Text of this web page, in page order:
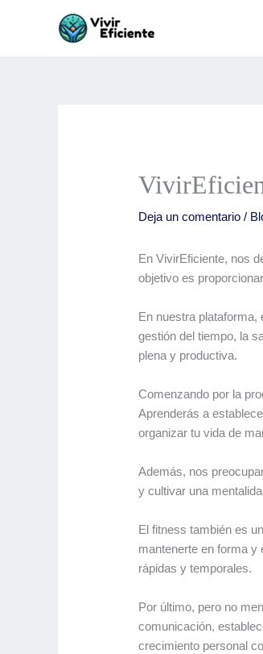
Deja un comentario /
En VivirEficiente, nos
objetivo es
En nuestra
gestión del tiempo, la
plena y productiva.
Comenzando por la
Aprenderás a
organizar tu vida de
Además, nos
y cultivar una
El fitness también es
mantenerte en forma y
rápidas y temporales.
Por último, pero no
comunicación,
crecimiento personal